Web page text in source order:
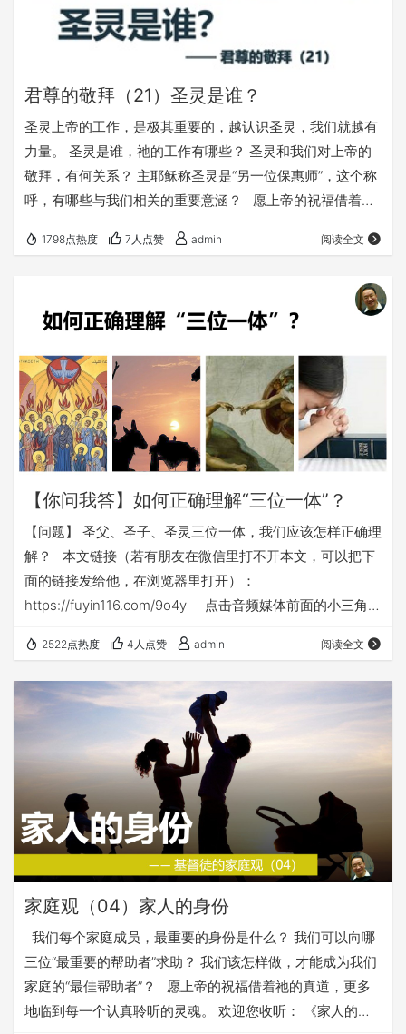
君尊的敬拜（21）圣灵是谁？
圣灵上帝的工作，是极其重要的，越认识圣灵，我们就越有
力量。 圣灵是谁，祂的工作有哪些？ 圣灵和我们对上帝的
敬拜，有何关系？ 主耶稣称圣灵是“另一位保惠师”，这个称
呼，有哪些与我们相关的重要意涵？ 愿上帝的祝福借着祂
《圣灵是谁》 更多精彩丰富的内容，尽在fuyin116.com；欢
接： https://fuyin116.com/mfgz 您也可以点击下面的链
接，重温之前的信息： 《君尊的敬拜系列…
1798点热度 7人点赞 admin 阅读全文
【你问我答】如何正确理解“三位一体”？
【问题】 圣父、圣子、圣灵三位一体，我们应该怎样正确理
解？ 本文链接（若有朋友在微信里打不开本文，可以把下
面的链接发给他，在浏览器里打开）：
https://fuyin116.com/9o4y 点击音频媒体前面的小三角
给我们《圣经》真理，让我们可以发现所有问题的最好答
案。 我们特别感谢你，赐给我们主基督；我们人生问题的最
好答案，就是基督。 也特别感谢主在基督里，赐给我们真理
2522点热度 4人点赞 admin 阅读全文
家庭观（04）家人的身份
我们每个家庭成员，最重要的身份是什么？ 我们可以向哪
三位“最重要的帮助者”求助？ 我们该怎样做，才能成为我们
家庭的“最佳帮助者”？ 愿上帝的祝福借着祂的真道，更多
地临到每一个认真聆听的灵魂。 欢迎您收听： 《家人的身